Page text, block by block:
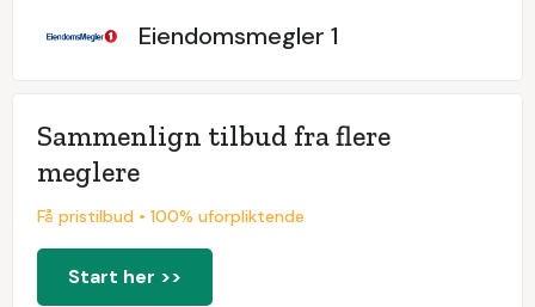
Eiendomsmegler 1
Sammenlign tilbud fra flere
meglere
Få pristilbud • 100% uforpliktende
Start her >>